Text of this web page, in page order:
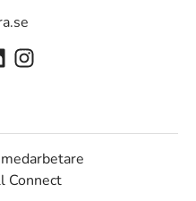
Connect